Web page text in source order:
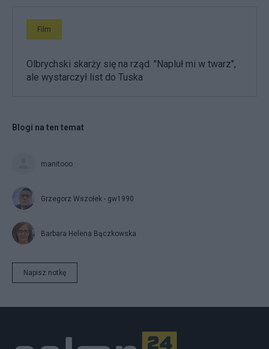
Film
Olbrychski skarży się na rząd. "Napluł mi w twarz",
ale wystarczył list do Tuska
Blogi na ten temat
manitooo
Grzegorz Wszołek - gw1990
Barbara Helena Bączkowska
Napisz notkę